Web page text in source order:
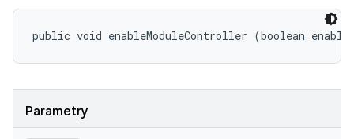
public void enableModuleController (boolean
Parametry